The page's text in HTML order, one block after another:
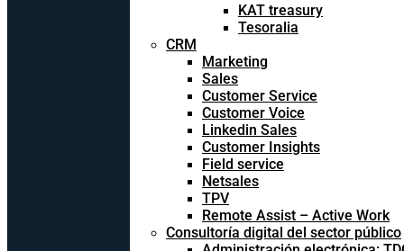
KAT treasury
Tesoralia
CRM
Marketing
Sales
Customer Service
Customer Voice
Linkedin Sales
Customer Insights
Field service
Netsales
TPV
Remote Assist – Active Work
Consultoría digital del sector público